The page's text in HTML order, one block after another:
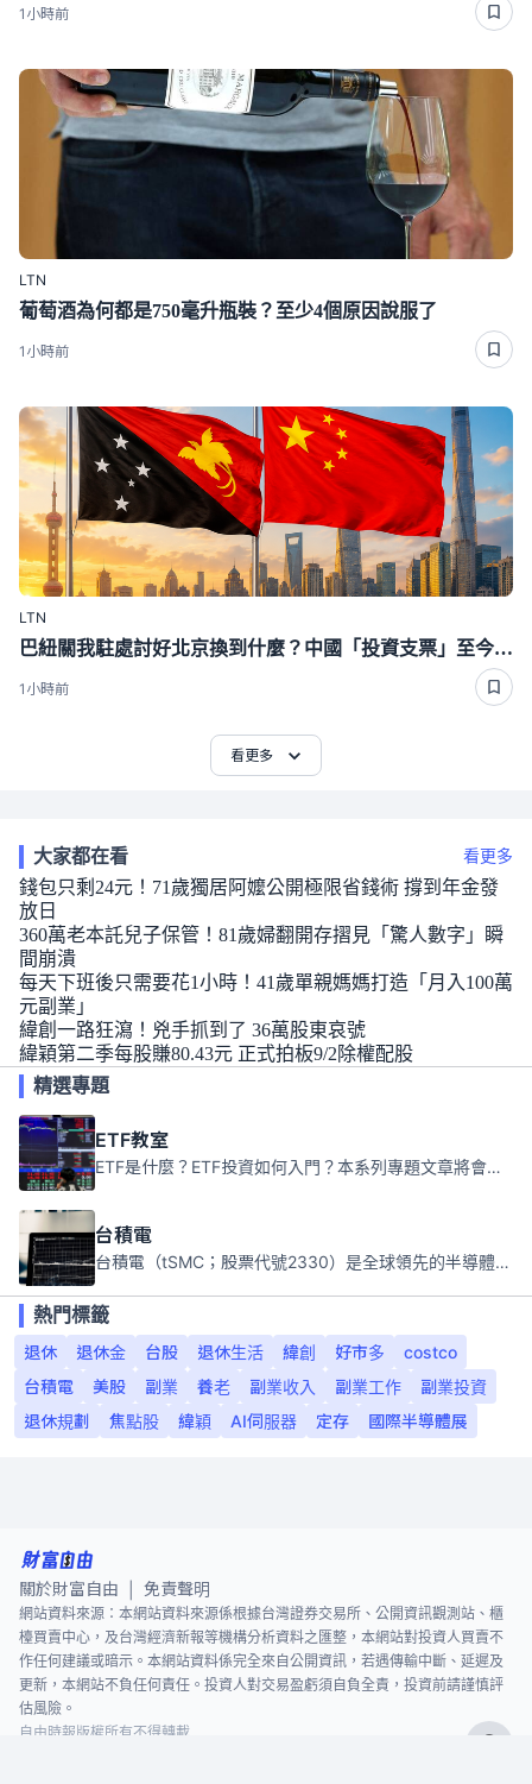
1小時前
LTN
葡萄酒為何都是750毫升瓶裝？至少4個原因說服了
1小時前
LTN
巴紐關我駐處討好北京換到什麼？中國「投資支票」至今沒看到金額
1小時前
看更多
大家都在看 看更多
錢包只剩24元！71歲獨居阿嬤公開極限省錢術 撐到年金發
放日
360萬老本託兒子保管！81歲婦翻開存摺見「驚人數字」瞬
間崩潰
每天下班後只需要花1小時！41歲單親媽媽打造「月入100萬
元副業」
緯創一路狂瀉！兇手抓到了 36萬股東哀號
緯穎第二季每股賺80.43元 正式拍板9/2除權配股
精選專題
ETF教室
ETF是什麼？ETF投資如何入門？本系列專題文章將會告訴你新手必須知道的ETF基礎知識。
台積電
台積電（tSMC；股票代號2330）是全球領先的半導體代工公司，成立於1987年，總部位於台灣新竹。且已於美國、日本、德國及中國設廠，台積電是全球首家專業積體電路製造服務公司，也是全球最先進和最大規模的半導體代工廠。
熱門標籤
退休
退休金 台股 退休生活 緯創 好市多
costco
台積電
美股 副業 養老 副業收入 副業工作
副業投資
退休規劃
焦點股 緯穎 AI伺服器 定存 國際半導體展
關於財富自由 免責聲明
網站資料來源：本網站資料來源係根據台灣證券交易所、公開資訊觀測站、櫃
檯買賣中心，及台灣經濟新報等機構分析資料之匯整，本網站對投資人買賣不
作任何建議或暗示。本網站資料係完全來自公開資訊，若遇傳輸中斷、延遲及
更新，本網站不負任何責任。投資人對交易盈虧須自負全責，投資前請謹慎評
估風險。
自由時報版權所有不得轉載